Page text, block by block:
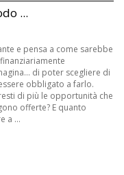
...
e pensa a come sarebbe
di poter scegliere di
obbligato a farlo.
di più le opportunità che
offerte? E quanto
a ...